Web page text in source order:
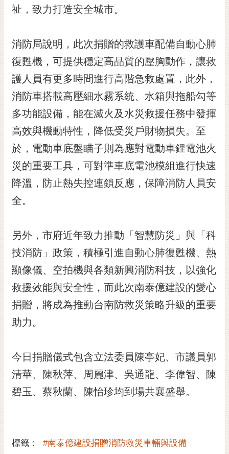
私
權
安
全
政
策
網
站
資
料
開
放
宣
告
市
通
置
祉，致力打造安全城市。
消防局說明，此次捐贈的救護車配備自動心肺
復甦機，可提供穩定高品質的壓胸動作，讓救
護人員有更多時間進行高階急救處置，此外，
消防車搭載高壓細水霧系統、水箱與拖船勾等
多功能設備，能在滅火及水災救援任務中發揮
高效與機動特性，降低受災戶財物損失。至
於，電動車底盤瞄子則為應對電動車鋰電池火
災的重要工具，可對準車底電池模組進行快速
降溫，防止熱失控連鎖反應，保障消防人員安
全。
另外，市府近年致力推動「智慧防災」與「科
技消防」政策，積極引進自動心肺復甦機、熱
顯像儀、空拍機與各類新興消防科技，以強化
救援效能與安全性，而此次南泰億建設的愛心
捐贈，將成為推動台南防救災策略升級的重要
助力。
今日捐贈儀式包含立法委員陳亭妃、市議員郭
清華、陳秋萍、周麗津、吳通龍、李偉智、陳
碧玉、蔡秋蘭、陳怡珍均到場共襄盛舉。
標籤： #南泰億建設捐贈消防救災車輛與設備